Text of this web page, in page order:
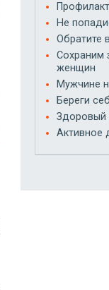
Не
Обратите
Сохраним
женщин
Мужчине
Береги
Здоровый
Активное